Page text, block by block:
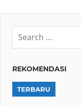
REKOMENDASI
TERBARU